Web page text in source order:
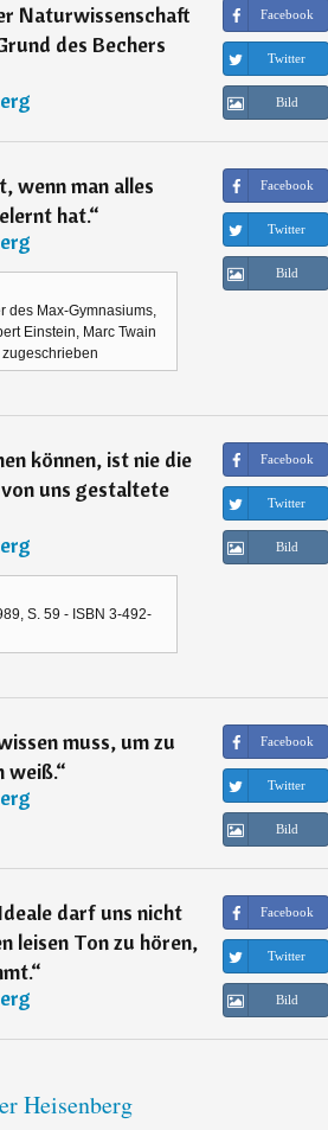
Naturwissenschaft
des Bechers
Facebook
Twitter
Bild
wenn man alles
hat.“
des Max-Gymnasiums,
Einstein, Marc Twain
Facebook
Twitter
Bild
können, ist nie die
uns gestaltete
S. 59 - ISBN 3-492-
Facebook
Twitter
Bild
muss, um zu
weiß.“
Facebook
Twitter
Bild
darf uns nicht
leisen Ton zu hören,
“
Facebook
Twitter
Bild
Heisenberg